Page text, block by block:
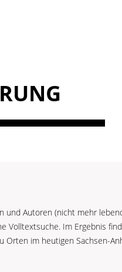
Autoren (nicht mehr
Volltextsuche. Im Ergebnis
Orten im heutigen Sachsen-